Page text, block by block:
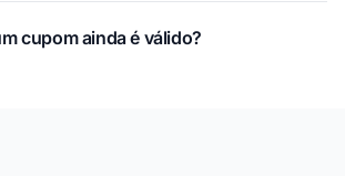
cupom ainda é válido?